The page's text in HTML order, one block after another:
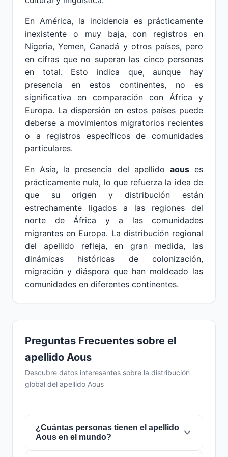
En América, la incidencia es prácticamente
inexistente o muy baja, con registros en
Nigeria, Yemen, Canadá y otros países, pero
en cifras que no superan las cinco personas
en total. Esto indica que, aunque hay
presencia en estos continentes, no es
significativa en comparación con África y
Europa. La dispersión en estos países puede
deberse a movimientos migratorios recientes
o a registros específicos de comunidades
particulares.
En Asia, la presencia del apellido aouses
prácticamente nula, lo que refuerza la idea de
que su origen y distribución están
estrechamente ligados a las regiones del
norte de África y a las comunidades
migrantes en Europa. La distribución regional
del apellido refleja, en gran medida, las
dinámicas históricas de colonización,
migración y diáspora que han moldeado las
comunidades en diferentes continentes.
Preguntas Frecuentes sobre el
apellido Aous
Descubre datos interesantes sobre la distribución
global del apellido Aous
¿Cuántas personas tienen el apellido
Aous en el mundo?